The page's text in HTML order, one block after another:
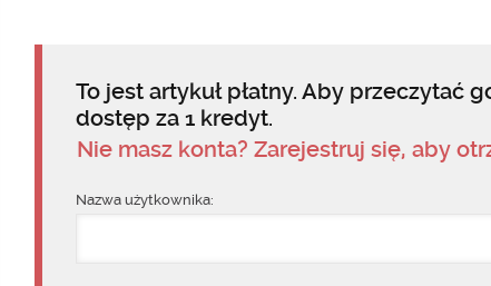
To jest artykuł płatny. Aby przeczytać
dostęp za 1 kredyt.
Nie masz konta? Zarejestruj się, aby
Nazwa użytkownika: